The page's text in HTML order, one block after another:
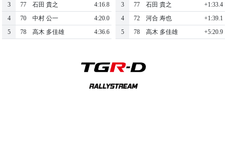
3
77 石田 貴之
4:16.8
4
70 中村 公一
4:20.0
5
78 高木 多佳雄 4:36.6
3
77 石田 貴之
+1:33.4
4
72 河合 寿也
+1:39.1
5
78 高木 多佳雄 +5:20.9